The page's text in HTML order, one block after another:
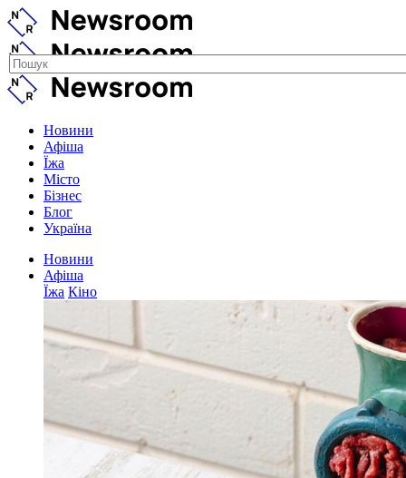
Новини
Афіша
Їжа
Місто
Бізнес
Блог
Україна
Новини
Афіша
Їжа Кіно